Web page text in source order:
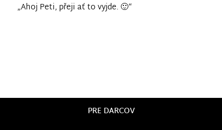
„Ahoj Peti, přeji ať to vyjde. 🙂“
PRE DARCOV